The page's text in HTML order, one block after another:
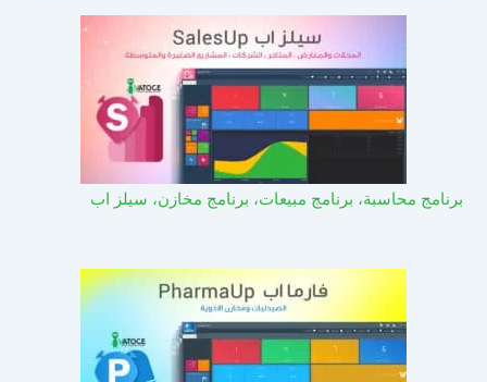
برنامج محاسبة، برنامج مبيعات، برنامج مخازن، سيلز اب